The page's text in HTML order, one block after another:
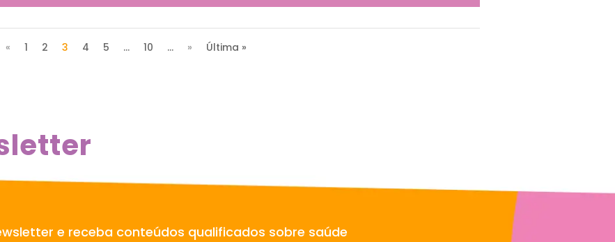
« 1 2 3 4 5 ... 10 ... » Última »
e receba conteúdos qualificados sobre saúde